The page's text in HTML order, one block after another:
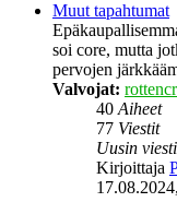
Muut tapahtumat
soi core, mutta
pervojen
Valvojat:
40Aiheet
77 Viestit
Uusin viesti
Kirjoittaja